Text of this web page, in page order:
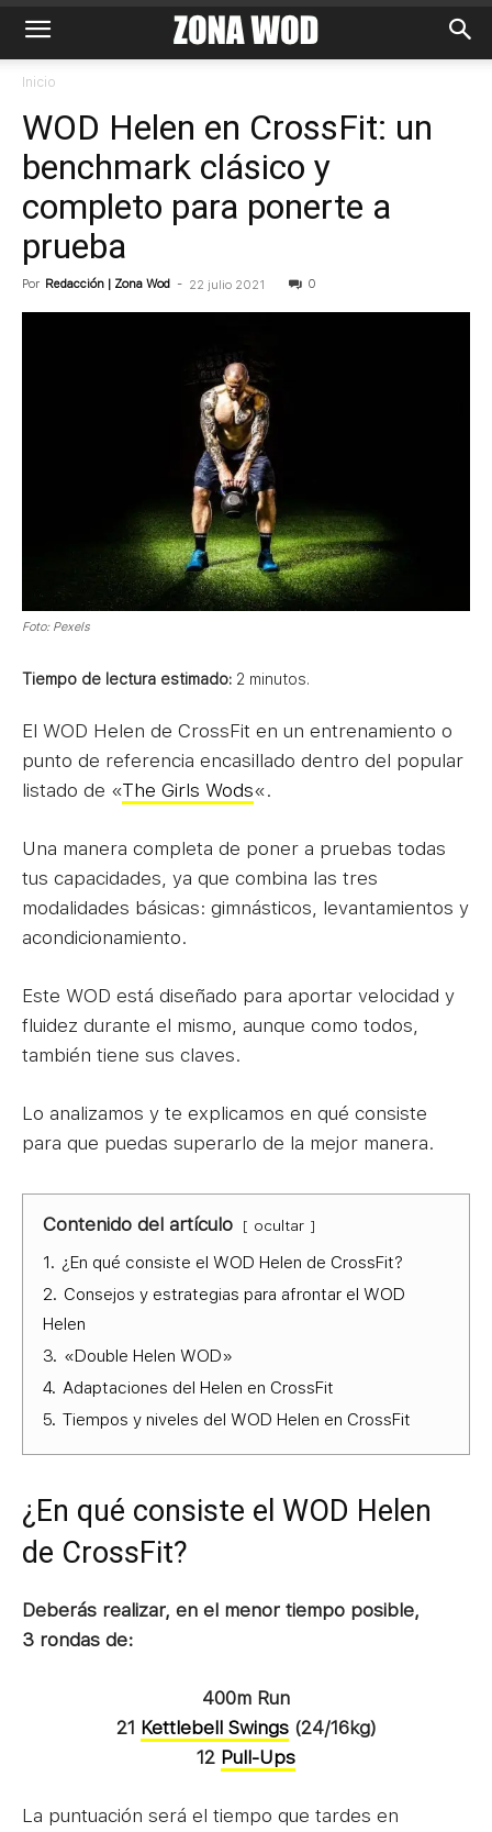
Inicio
WOD Helen en CrossFit: un
benchmark clásico y
completo para ponerte a
prueba
Por Redacción | Zona Wod - 22 julio 2021 0
Foto: Pexels
Tiempo de lectura estimado: 2 minutos.
El WOD Helen de CrossFit en un entrenamiento o
punto de referencia encasillado dentro del popular
listado de «The Girls Wods«.
Una manera completa de poner a pruebas todas
tus capacidades, ya que combina las tres
modalidades básicas: gimnásticos, levantamientos y
acondicionamiento.
Este WOD está diseñado para aportar velocidad y
fluidez durante el mismo, aunque como todos,
también tiene sus claves.
Lo analizamos y te explicamos en qué consiste
para que puedas superarlo de la mejor manera.
Contenido del artículo ocultar
1. ¿En qué consiste el WOD Helen de CrossFit?
2. Consejos y estrategias para afrontar el WOD
Helen
3. «Double Helen WOD»
4. Adaptaciones del Helen en CrossFit
5. Tiempos y niveles del WOD Helen en CrossFit
¿En qué consiste el WOD Helen
de CrossFit?
Deberás realizar, en el menor tiempo posible,
3 rondas de:
400m Run
21 Kettlebell Swings(24/16kg)
12 Pull-Ups
La puntuación será el tiempo que tardes en